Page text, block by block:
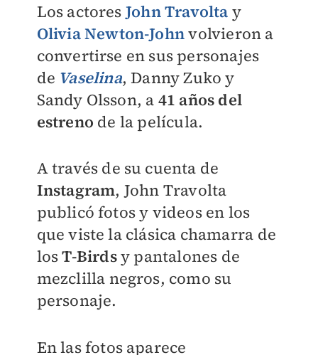
Los actores John Travolta y
Olivia Newton-Johnvolvieron a
convertirse en sus personajes
de Vaselina, Danny Zuko y
Sandy Olsson, a 41 años del
estreno de la película.
A través de su cuenta de
Instagram, John Travolta
publicó fotos y videos en los
que viste la clásica chamarra de
losT-Birdsy pantalones de
mezclilla negros, como su
personaje.
En las fotos aparece